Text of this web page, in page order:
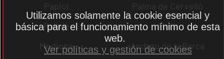
Papiol
Palma de Cervelló
Pallejà
Moià
Mediona
Andreu de la Barca
Utilizamos solamente la cookie esencial y
básica para el funcionamiento mínimo de esta
web.
Ver políticas y gestión de cookies